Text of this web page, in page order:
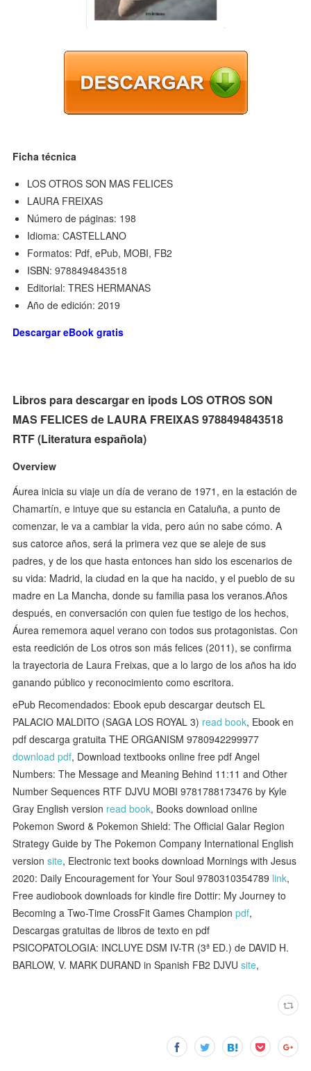
Ficha técnica
LOS OTROS SON MAS FELICES
LAURA FREIXAS
Número de páginas: 198
Idioma: CASTELLANO
Formatos: Pdf, ePub, MOBI, FB2
ISBN: 9788494843518
Editorial: TRES HERMANAS
Año de edición: 2019
Descargar eBook gratis
Libros para descargar en ipods LOS OTROS SON
MAS FELICES de LAURA FREIXAS 9788494843518
RTF (Literatura española)
Overview
Áurea inicia su viaje un día de verano de 1971, en la estación de
Chamartín, e intuye que su estancia en Cataluña, a punto de
comenzar, le va a cambiar la vida, pero aún no sabe cómo. A
sus catorce años, será la primera vez que se aleje de sus
padres, y de los que hasta entonces han sido los escenarios de
su vida: Madrid, la ciudad en la que ha nacido, y el pueblo de su
madre en La Mancha, donde su familia pasa los veranos.Años
después, en conversación con quien fue testigo de los hechos,
Áurea rememora aquel verano con todos sus protagonistas. Con
esta reedición de Los otros son más felices (2011), se confirma
la trayectoria de Laura Freixas, que a lo largo de los años ha ido
ganando público y reconocimiento como escritora.
ePub Recomendados: Ebook epub descargar deutsch EL
PALACIO MALDITO (SAGA LOS ROYAL 3) read book, Ebook en
pdf descarga gratuita THE ORGANISM 9780942299977
download pdf, Download textbooks online free pdf Angel
Numbers: The Message and Meaning Behind 11:11 and Other
Number Sequences RTF DJVU MOBI 9781788173476 by Kyle
Gray English version read book, Books download online
Pokemon Sword & Pokemon Shield: The Official Galar Region
Strategy Guide by The Pokemon Company International English
versionsite, Electronic text books download Mornings with Jesus
2020: Daily Encouragement for Your Soul 9780310354789 link,
Free audiobook downloads for kindle fire Dottir: My Journey to
Becoming a Two-Time CrossFit Games Championpdf,
Descargas gratuitas de libros de texto en pdf
PSICOPATOLOGIA: INCLUYE DSM IV-TR (3ª ED.) de DAVID H.
BARLOW, V. MARK DURAND in Spanish FB2 DJVUsite,